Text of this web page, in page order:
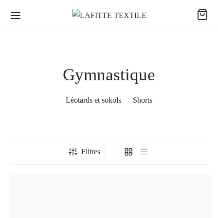
Gymnastique
Léotards et sokols Shorts
Filtres